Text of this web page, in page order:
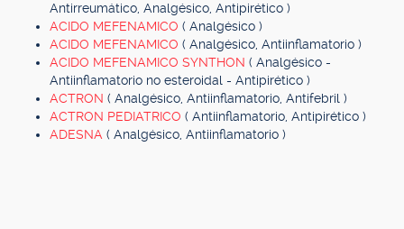
Antirreumático, Analgésico, Antipirético )
ACIDO MEFENAMICO ( Analgésico )
ACIDO MEFENAMICO ( Analgésico, Antiinflamatorio )
ACIDO MEFENAMICO SYNTHON ( Analgésico -
Antiinflamatorio no esteroidal - Antipirético )
ACTRON ( Analgésico, Antiinflamatorio, Antifebril )
ACTRON PEDIATRICO ( Antiinflamatorio, Antipirético )
ADESNA ( Analgésico, Antiinflamatorio )